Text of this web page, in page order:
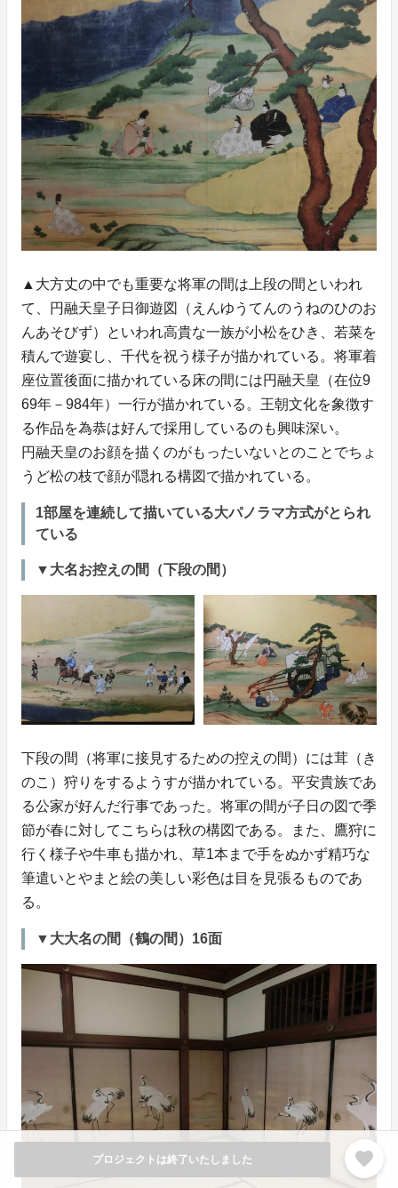
プロジェクトは終了いたしました favorite
▲大方丈の中でも重要な将軍の間は上段の間といわれ
て、円融天皇子日御遊図（えんゆうてんのうねのひのお
んあそびず）といわれ高貴な一族が小松をひき、若菜を
積んで遊宴し、千代を祝う様子が描かれている。将軍着
座位置後面に描かれている床の間には円融天皇（在位9
69年－984年）一行が描かれている。王朝文化を象徴す
る作品を為恭は好んで採用しているのも興味深い。
円融天皇のお顔を描くのがもったいないとのことでちょ
うど松の枝で顔が隠れる構図で描かれている。
1部屋を連続して描いている大パノラマ方式がとられ
ている
▼大名お控えの間（下段の間）
下段の間（将軍に接見するための控えの間）には茸（き
のこ）狩りをするようすが描かれている。平安貴族であ
る公家が好んだ行事であった。将軍の間が子日の図で季
節が春に対してこちらは秋の構図である。また、鷹狩に
行く様子や牛車も描かれ、草1本まで手をぬかず精巧な
筆遣いとやまと絵の美しい彩色は目を見張るものであ
る。
▼大大名の間（鶴の間）16面